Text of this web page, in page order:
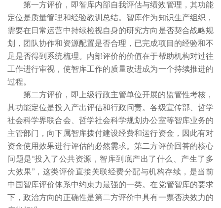
第一方评价，即智库内部自我评估与绩效管理，其功能
定位是质量管理和经验教训总结。智库作为知识生产组织，
需要在日常运营中持续检视自身的研究方向是否契合战略规
划，团队协作和资源配置是否合理，已完成项目的经验和不
足是否得到系统梳理。内部评价的价值在于帮助机构对过往
工作进行审视，使智库工作的质量改进成为一个持续推进的
过程。
第二方评价，即上级行政主管单位开展的监管性考核，
其功能定位是投入产出评估和行政问责。各级宣传部、哲学
社会科学界联合会、哲学社会科学规划办公室等智库业务的
主管部门，向下属智库拨付建设经费和运行资金，因此有对
资金使用效果进行评估的必然需求。第二方评价回答的核心
问题是“投入了公共资源，智库到底产出了什么、产生了多
大效果”，这类评价直接关联经费分配与机构存续，是当前
中国智库评价体系中约束力最强的一类。在党管智库的要求
下，政治方向的正确性是第二方评价中具有一票否决效力的